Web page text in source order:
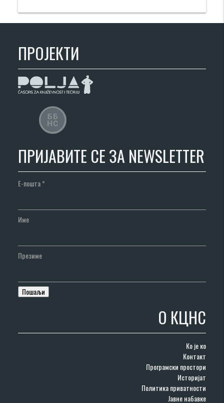
ПРОЈЕКТИ
ПРИЈАВИТЕ СЕ ЗА NEWSLETTER
Е-пошта*
Име
Презиме
О КЦНС
Ко је ко
Контакт
Програмски простори
Историјат
Политика приватности
Јавне набавке